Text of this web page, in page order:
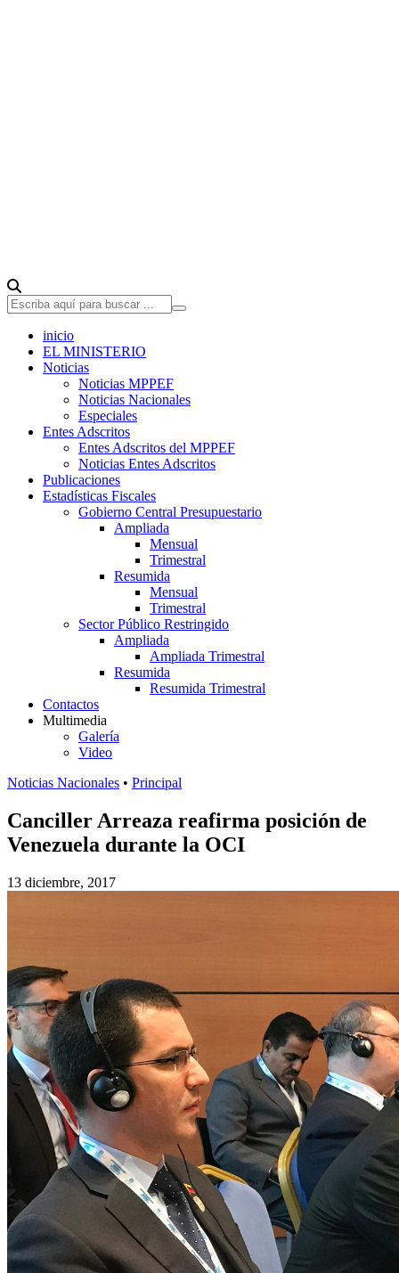
inicio
EL MINISTERIO
Noticias
Noticias MPPEF
Noticias Nacionales
Especiales
Entes Adscritos
Entes Adscritos del MPPEF
Noticias Entes Adscritos
Publicaciones
Estadísticas Fiscales
Gobierno Central Presupuestario
Ampliada
Mensual
Trimestral
Resumida
Mensual
Trimestral
Sector Público Restringido
Ampliada
Ampliada Trimestral
Resumida
Resumida Trimestral
Contactos
Multimedia
Galería
Video
Noticias Nacionales • Principal
Canciller Arreaza reafirma posición de
Venezuela durante la OCI
13 diciembre, 2017